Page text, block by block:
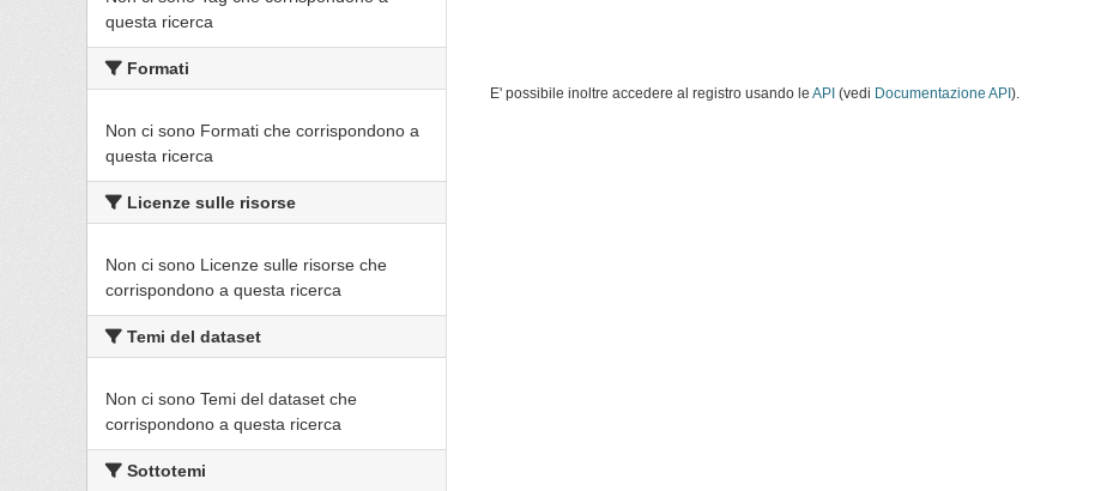
questa ricerca
Formati
Non ci sono Formati che corrispondono a
questa ricerca
Licenze sulle risorse
Non ci sono Licenze sulle risorse che
corrispondono a questa ricerca
Temi del dataset
Non ci sono Temi del dataset che
corrispondono a questa ricerca
Sottotemi
E' possibile inoltre accedere al registro usando le API (vedi Documentazione API ).